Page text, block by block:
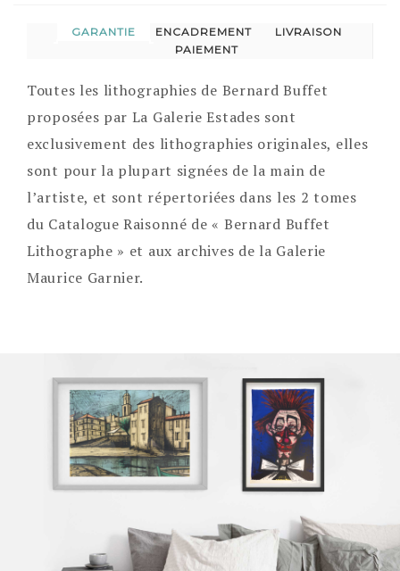
GARANTIE ENCADREMENT
LIVRAISON
PAIEMENT
Toutes les lithographies de Bernard Buffet
proposées par La Galerie Estades sont
exclusivement des lithographies originales, elles
sont pour la plupart signées de la main de
l’artiste, et sont répertoriées dans les 2 tomes
du Catalogue Raisonné de « Bernard Buffet
Lithographe » et aux archives de la Galerie
Maurice Garnier.